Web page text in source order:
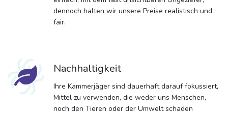
dennoch halten wir unsere Preise realistisch und
fair.
Nachhaltigkeit
Ihre Kammerjäger sind dauerhaft darauf fokussiert,
Mittel zu verwenden, die weder uns Menschen,
noch den Tieren oder der Umwelt schaden